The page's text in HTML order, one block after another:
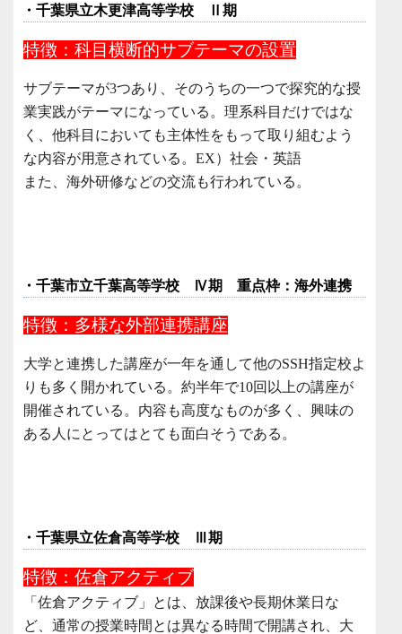
・千葉県立木更津高等学校 Ⅱ期
特徴：科目横断的サブテーマの設置
サブテーマが3つあり、そのうちの一つで探究的な授
業実践がテーマになっている。理系科目だけではな
く、他科目においても主体性をもって取り組むよう
な内容が用意されている。EX）社会・英語
また、海外研修などの交流も行われている。
・千葉市立千葉高等学校 Ⅳ期 重点枠：海外連携
特徴：多様な外部連携講座
大学と連携した講座が一年を通して他のSSH指定校よ
りも多く開かれている。約半年で10回以上の講座が
開催されている。内容も高度なものが多く、興味の
ある人にとってはとても面白そうである。
・千葉県立佐倉高等学校 Ⅲ期
特徴： 佐倉アクティブ
「佐倉アクティブ」とは、放課後や長期休業日な
ど、通常の授業時間とは異なる時間で開講され、大